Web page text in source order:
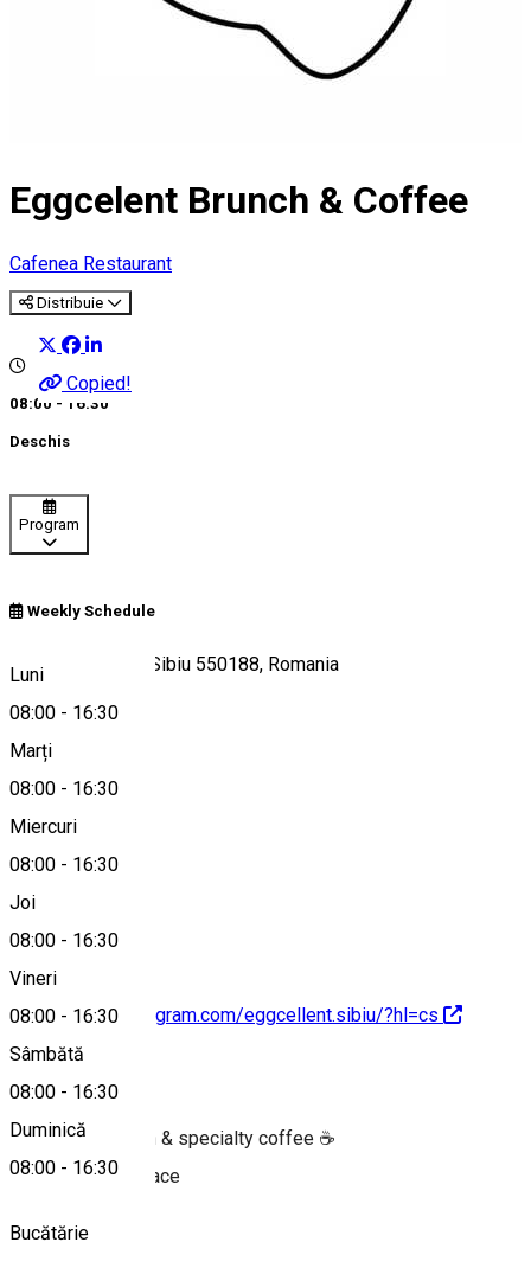
Eggcelent Brunch & Coffee
Cafenea Restaurant
Distribuie
Copied!
08:00 - 16:30
Deschis
Program
Weekly Schedule
Luni
08:00 - 16:30
Marți
08:00 - 16:30
Miercuri
08:00 - 16:30
Joi
08:00 - 16:30
Vineri
08:00 - 16:30
Sâmbătă
08:00 - 16:30
Duminică
08:00 - 16:30
Strada Ocnei 19, Sibiu 550188, Romania
Hartă
https://www.instagram.com/eggcellent.sibiu/?hl=cs
Despre
Eggcellent brunch & specialty coffee ☕️
🐶 Pet friendly place
Bucătărie